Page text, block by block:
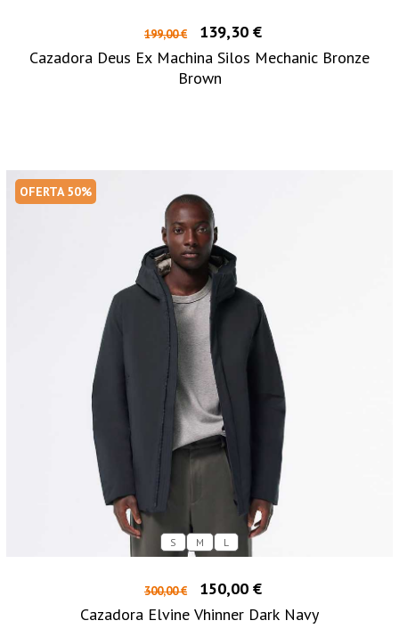
199,00 €
139,30 €
Cazadora Deus Ex Machina Silos Mechanic Bronze
Brown
OFERTA 50%
S M L
300,00 €
150,00 €
Cazadora Elvine Vhinner Dark Navy